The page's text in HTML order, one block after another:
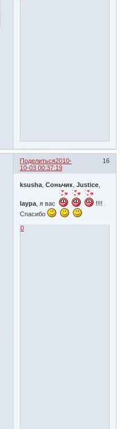
Поделиться 16
2010-
10-03 00:37:19
ksusha ,Соньчик ,Justice
laypa , я вас
!!!!
Спасибо
0